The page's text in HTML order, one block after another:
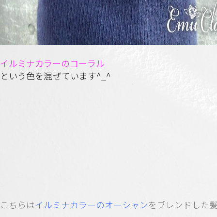
イルミナカラーのコーラル
という色を混ぜています^_^
こちらはイルミナカラーのオーシャンをブレンドした